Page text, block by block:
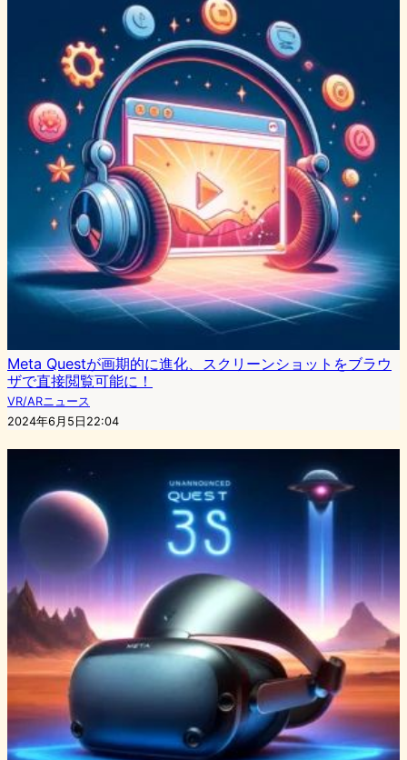
Meta Questが画期的に進化、スクリーンショットをブラウ
ザで直接閲覧可能に！
VR/ARニュース
2024年6月5日22:04